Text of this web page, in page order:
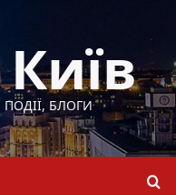
Київ
БЛОГИ